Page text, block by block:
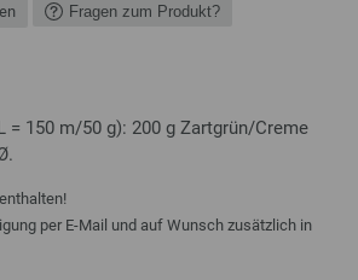
Fragen zum Produkt?
= 150 m/50 g): 200 g Zartgrün/Creme
per E-Mail und auf Wunsch zusätzlich in